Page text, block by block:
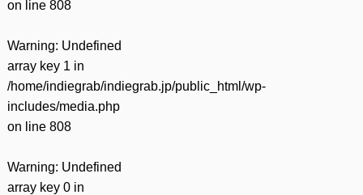
on line 808
Warning: Undefined
array key 1 in
/home/indiegrab/indiegrab.jp/public_html/wp-
includes/media.php
on line 808
Warning: Undefined
array key 0 in